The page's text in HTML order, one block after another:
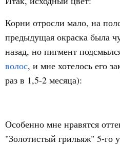
Корни отросли мало, на
предыдущая окраска была
назад, но пигмент
волос, и мне хотелось его
раз в 1,5-2 месяца):
Особенно мне нравятся
"Золотистый грильяж" 5-го